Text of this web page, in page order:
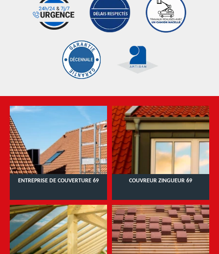
ENTREPRISE DE COUVERTURE 69 COUVREUR ZINGUEUR 69